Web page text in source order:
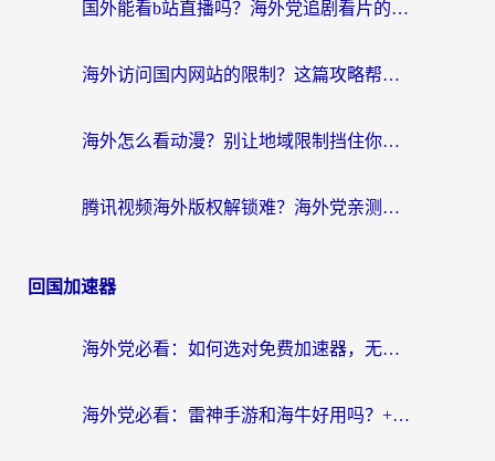
国外能看b站直播吗？海外党追剧看片的终极解决方案来了
海外访问国内网站的限制？这篇攻略帮你无缝解锁12306、12123和国内影音
海外怎么看动漫？别让地域限制挡住你的追番快乐
腾讯视频海外版权解锁难？海外党亲测：选对回国加速器，追剧观影零障碍
回国加速器
海外党必看：如何选对免费加速器，无缝访问国内资源不踩坑？
海外党必看：雷神手游和海牛好用吗？+3款热门加速器实测对比，附番茄加速器无缝回国指南